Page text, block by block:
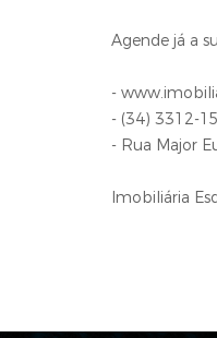
Agende já a
-
- (34) 3312-
- Rua Major
Imobiliária